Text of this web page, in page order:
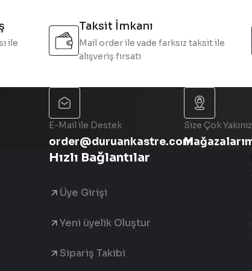
ile
Taksit İmkanı
Mail order ile vade farksız taksit ile
alışveriş fırsatı
E-Mail ile Destek
order@duruankastre.com
Size Çok Yakınız
Hızlı Bağlantılar
Üye Girişi
Yeni üyelik Oluştur
Sipariş Takibi